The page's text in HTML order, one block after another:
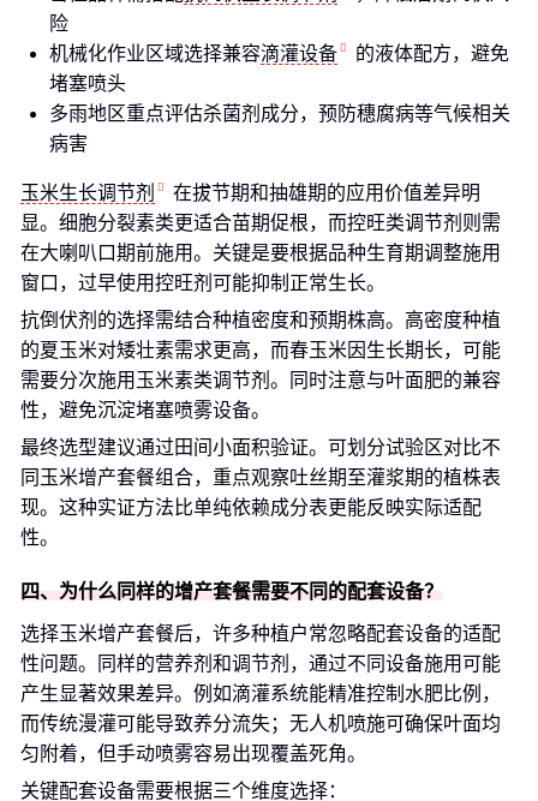
险
机械化作业区域选择兼容滴灌设备
的液体配方，避免
堵塞喷头
多雨地区重点评估杀菌剂成分，预防穗腐病等气候相关
病害
玉米生长调节剂
在拔节期和抽雄期的应用价值差异明
显。细胞分裂素类更适合苗期促根，而控旺类调节剂则需
在大喇叭口期前施用。关键是要根据品种生育期调整施用
窗口，过早使用控旺剂可能抑制正常生长。
抗倒伏剂的选择需结合种植密度和预期株高。高密度种植
的夏玉米对矮壮素需求更高，而春玉米因生长期长，可能
需要分次施用玉米素类调节剂。同时注意与叶面肥的兼容
性，避免沉淀堵塞喷雾设备。
最终选型建议通过田间小面积验证。可划分试验区对比不
同玉米增产套餐组合，重点观察吐丝期至灌浆期的植株表
现。这种实证方法比单纯依赖成分表更能反映实际适配
性。
四、为什么同样的增产套餐需要不同的配套设备？
选择玉米增产套餐后，许多种植户常忽略配套设备的适配
性问题。同样的营养剂和调节剂，通过不同设备施用可能
产生显著效果差异。例如滴灌系统能精准控制水肥比例，
而传统漫灌可能导致养分流失；无人机喷施可确保叶面均
匀附着，但手动喷雾容易出现覆盖死角。
关键配套设备需要根据三个维度选择：